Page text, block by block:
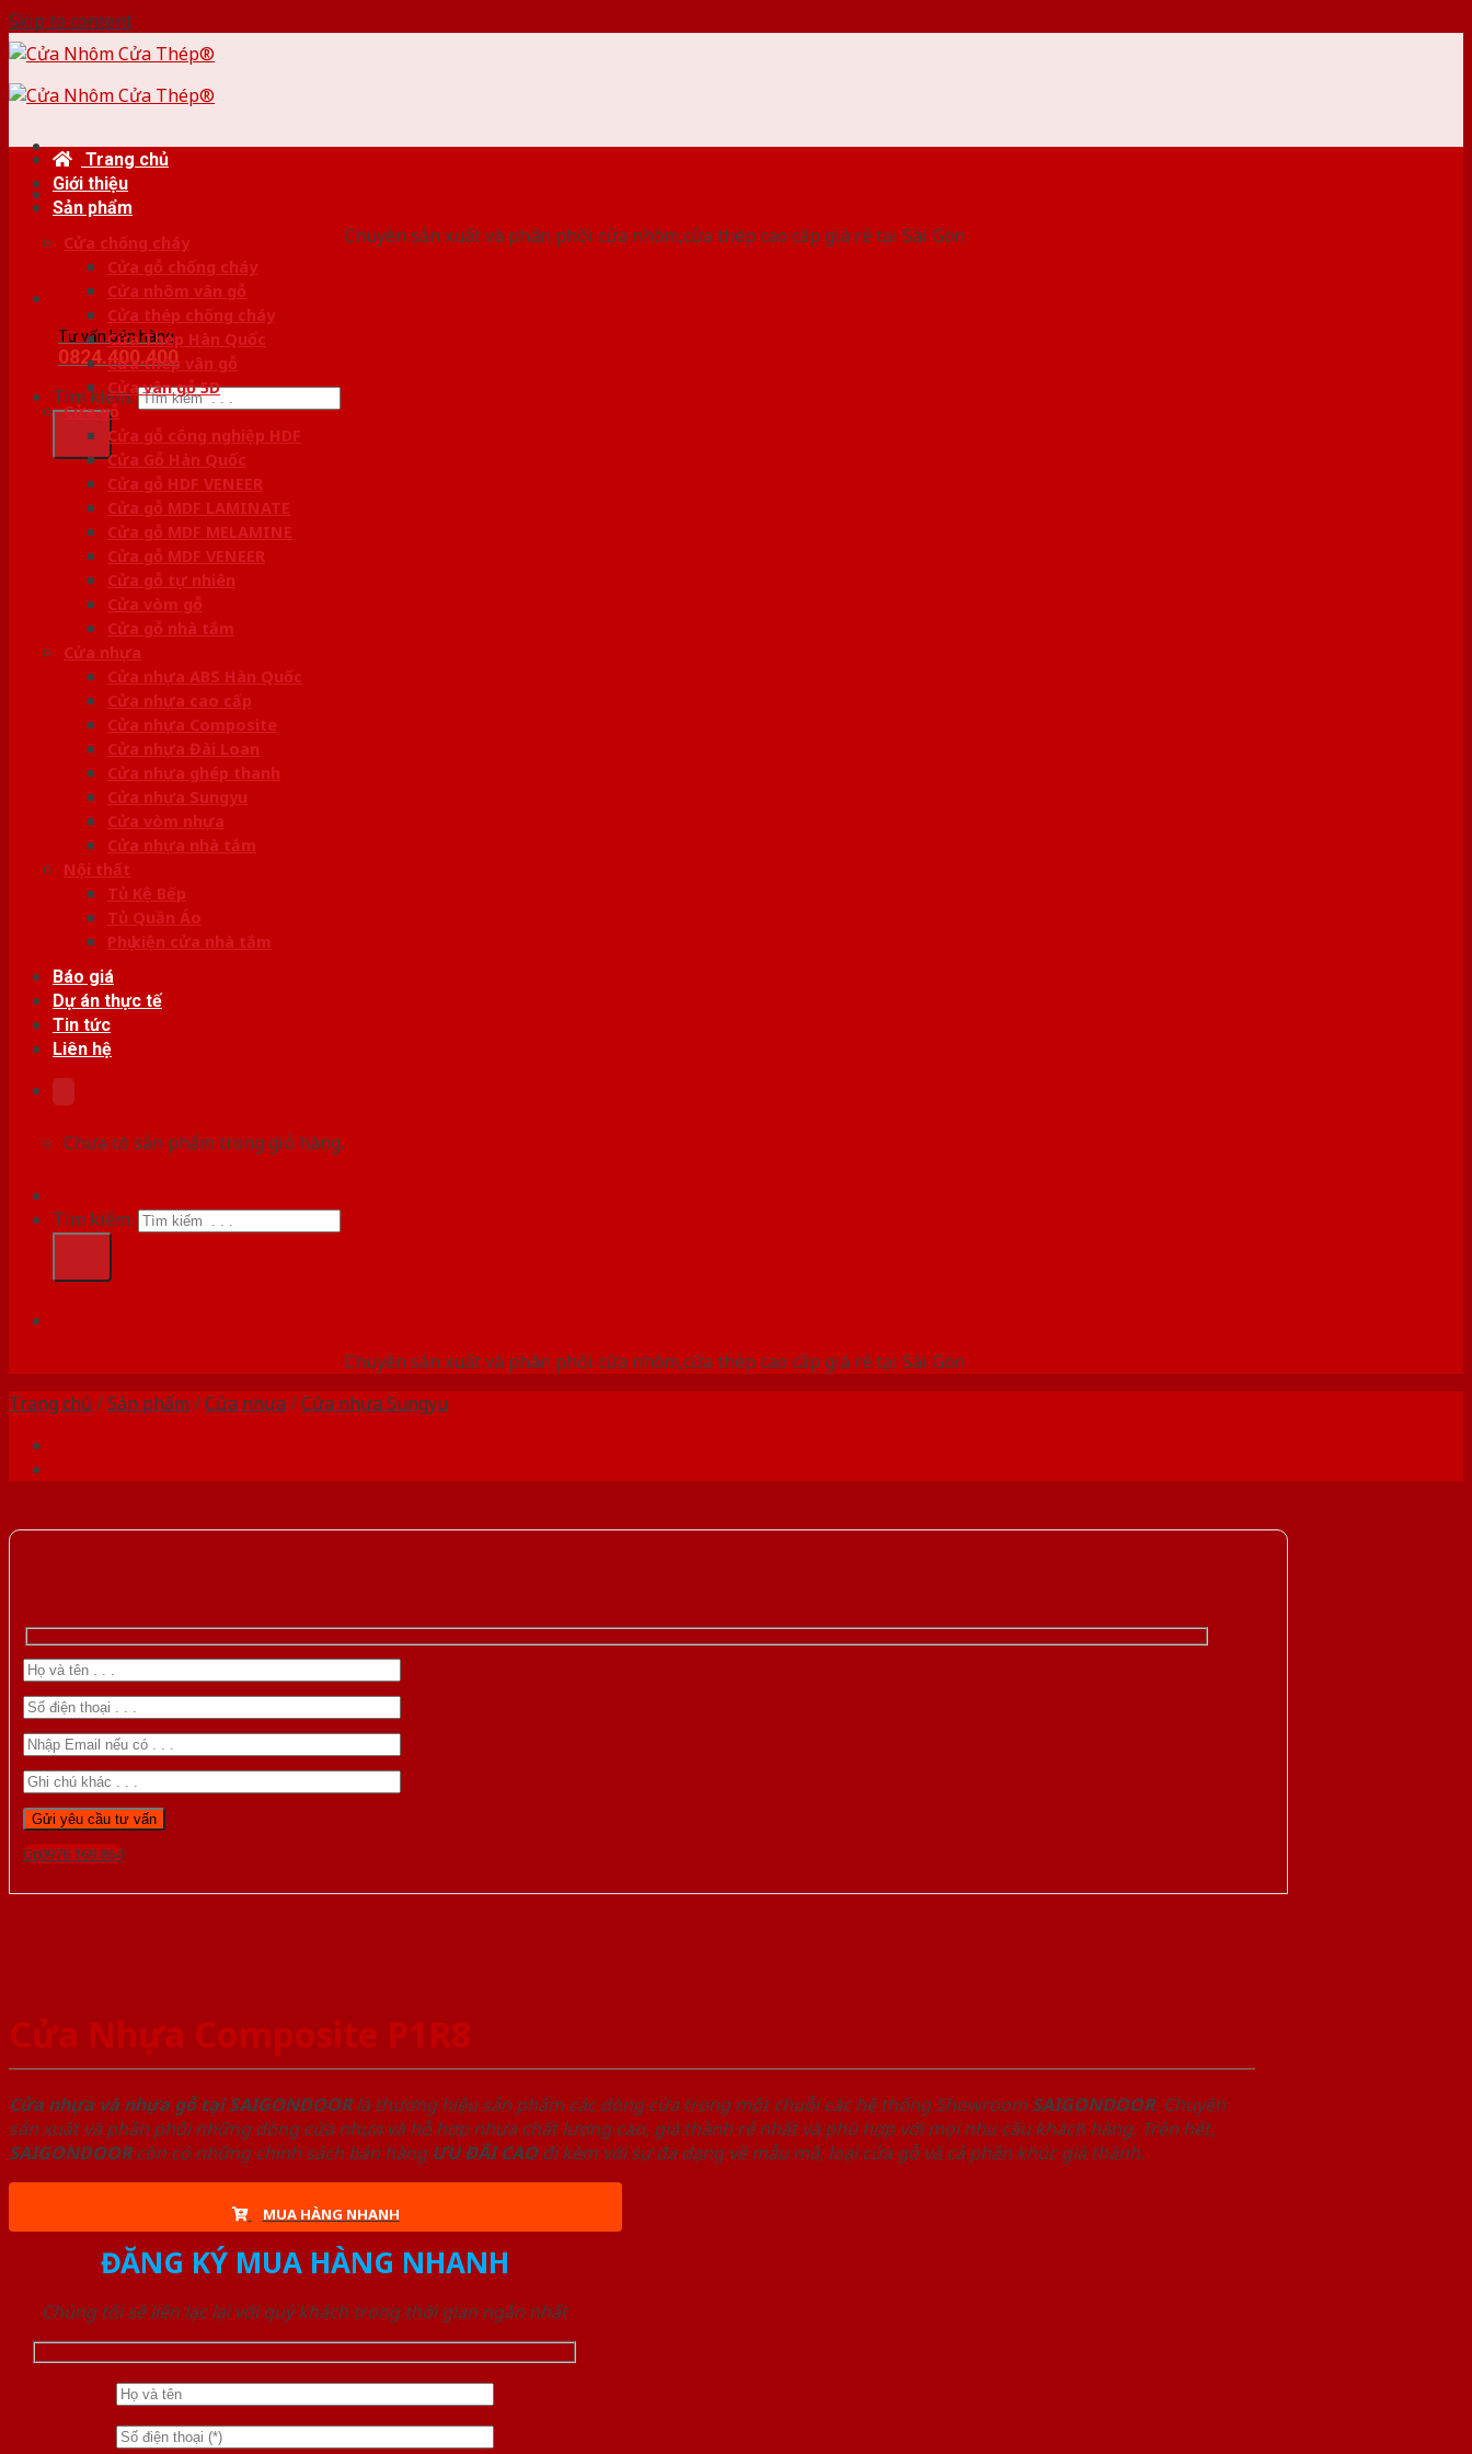
Skip to content
Chuyên sản xuất và phân phối cửa nhôm,cửa thép cao cấp giá rẻ tại Sài Gòn
Tư vấn bán hàng
0824.400.400
Tìm kiếm:
Trang chủ
Giới thiệu
Sản phẩm
Cửa chống cháy
Cửa gỗ chống cháy
Cửa nhôm vân gỗ
Cửa thép chống cháy
Cửa Thép Hàn Quốc
Cửa thép vân gỗ
Cửa vân gỗ 5D
Cửa gỗ
Cửa gỗ công nghiệp HDF
Cửa Gỗ Hàn Quốc
Cửa gỗ HDF VENEER
Cửa gỗ MDF LAMINATE
Cửa gỗ MDF MELAMINE
Cửa gỗ MDF VENEER
Cửa gỗ tự nhiên
Cửa vòm gỗ
Cửa gỗ nhà tắm
Cửa nhựa
Cửa nhựa ABS Hàn Quốc
Cửa nhựa cao cấp
Cửa nhựa Composite
Cửa nhựa Đài Loan
Cửa nhựa ghép thanh
Cửa nhựa Sungyu
Cửa vòm nhựa
Cửa nhựa nhà tắm
Nội thất
Tủ Kệ Bếp
Tủ Quần Áo
Phụ kiện cửa nhà tắm
Báo giá
Dự án thực tế
Tin tức
Liên hệ
Chưa có sản phẩm trong giỏ hàng.
Tìm kiếm:
Chuyên sản xuất và phân phối cửa nhôm,cửa thép cao cấp giá rẻ tại Sài Gòn
Trang chủ /Sản phẩm /Cửa nhựa /Cửa nhựa Sungyu
Gọi 0976.169.864
Cửa Nhựa Composite P1R8
Cửa nhựa và nhựa gỗ tại SAIGONDOORlà thương hiệu sản phẩm các dòng cửa trong một chuỗi các hệ thống Showroom SAIGONDOOR. Chuyên
sản xuất và phân phối những dòng cửa nhựa và hỗ hợp nhựa chất lượng cao, giá thành rẻ nhất và phù hợp với mọi nhu cầu khách hàng. Trên hết,
SAIGONDOORcòn có những chính sách bán hàng ƯU ĐÃI CAOđi kèm với sự đa dạng về mẫu mã, loại cửa gỗ và cả phân khúc giá thành.
MUA HÀNG NHANH
ĐĂNG KÝ MUA HÀNG NHANH
Chúng tôi sẽ liên lạc lại với quý khách trong thời gian ngắn nhất